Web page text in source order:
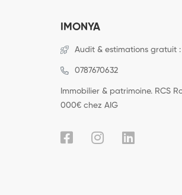
IMONYA
Audit & estimations gratuit
0787670632
Immobilier & patrimoine. RCS
000€ chez AIG